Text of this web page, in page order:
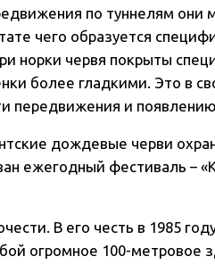
по туннелям они
чего образуется
норки червя покрыты
более гладкими. Это в
передвижения и появлению
дождевые черви
ежегодный фестиваль –
В его честь в 1985
огромное 100-метровое